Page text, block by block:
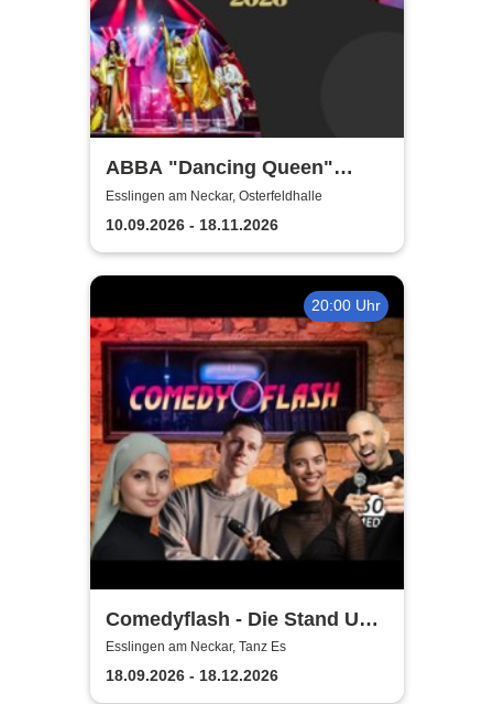
ABBA "Dancing Queen"
Show 2026
Esslingen am Neckar, Osterfeldhalle
10.09.2026 - 18.11.2026
20:00 Uhr
Comedyflash - Die Stand Up
Comedy Show in Esslingen
Esslingen am Neckar, Tanz Es
18.09.2026 - 18.12.2026